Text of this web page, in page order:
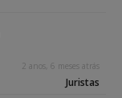
2 anos, 6 meses atrás
Juristas